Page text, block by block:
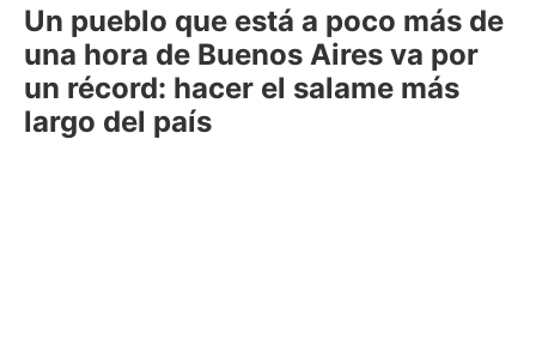
Un pueblo que está a poco más de
una hora de Buenos Aires va por
un récord: hacer el salame más
largo del país